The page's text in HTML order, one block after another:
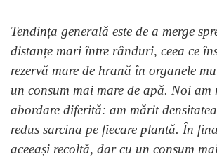
Tendința generală este de a merge
distanțe mari între rânduri, ceea ce
rezervă mare de hrană în organele
un consum mai mare de apă. Noi am
abordare diferită: am mărit
redus sarcina pe fiecare plantă. În
aceeași recoltă, dar cu un consum